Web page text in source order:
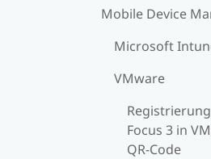
Mobile Device
Microsoft
VMware
Focus 3 in
QR-Code